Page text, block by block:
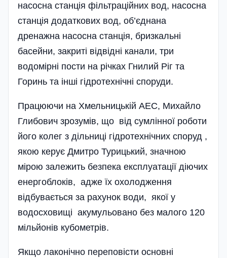
насосна станція фільтраційних вод, насосна
станція додаткових вод, об’єднана
дренажна насосна станція, бризкальні
басейни, закриті відвідні канали, три
водомірні пости на річках Гнилий Ріг та
Горинь та інші гідротехнічні споруди.
Працюючи на Хмельницькій АЕС, Михайло
Глибович зрозумів, що від сумлінної роботи
його колег з дільниці гідротехнічних споруд ,
якою керує Дмитро Турицький, значною
мірою залежить безпека експлуатації діючих
енергоблоків, адже їх охолодження
відбувається за рахунок води, якої у
водосховищі акумульовано без малого 120
мільйонів кубометрів.
Якщо лаконічно переповісти основні